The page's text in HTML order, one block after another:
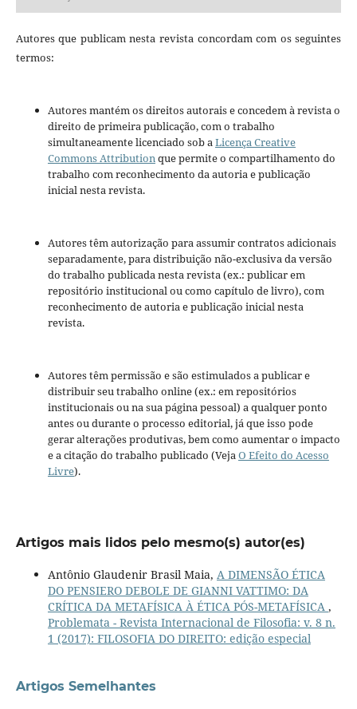
Autores que publicam nesta revista concordam com os seguintes
termos:
Autores mantém os direitos autorais e concedem à revista o
direito de primeira publicação, com o trabalho
simultaneamente licenciado sob aLicença Creative
Commons Attributionque permite o compartilhamento do
trabalho com reconhecimento da autoria e publicação
inicial nesta revista.
Autores têm autorização para assumir contratos adicionais
separadamente, para distribuição não-exclusiva da versão
do trabalho publicada nesta revista (ex.: publicar em
repositório institucional ou como capítulo de livro), com
reconhecimento de autoria e publicação inicial nesta
revista.
Autores têm permissão e são estimulados a publicar e
distribuir seu trabalho online (ex.: em repositórios
institucionais ou na sua página pessoal) a qualquer ponto
antes ou durante o processo editorial, já que isso pode
gerar alterações produtivas, bem como aumentar o impacto
e a citação do trabalho publicado (VejaO Efeito do Acesso
Livre).
Artigos mais lidos pelo mesmo(s) autor(es)
Antônio Glaudenir Brasil Maia, A DIMENSÃO ÉTICA
DO PENSIERO DEBOLE DE GIANNI VATTIMO: DA
CRÍTICA DA METAFÍSICA À ÉTICA PÓS-METAFÍSICA ,
Problemata - Revista Internacional de Filosofia: v. 8 n.
1 (2017): FILOSOFIA DO DIREITO: edição especial
Artigos Semelhantes